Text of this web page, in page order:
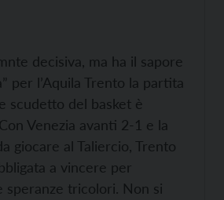
decisiva, ma ha il sapore
per l’Aquila Trento la partita
scudetto del basket è
Venezia avanti 2-1 e la
giocare al Taliercio, Trento
a vincere per
speranze tricolori. Non si